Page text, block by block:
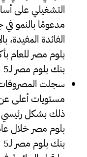
مدعومًا بالنمو في
الفائدة المفيدة،
بنك بلوم مصر لـ5 شهور).
سجلت
ذلك بشكل رئيسي